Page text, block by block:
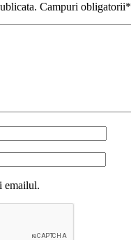
Campuri obligatorii*
emailul.